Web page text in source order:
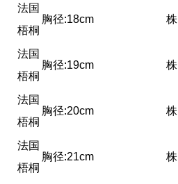
法国
梧桐
胸径:18cm 株
法国
梧桐
胸径:19cm 株
法国
梧桐
胸径:20cm 株
法国
梧桐
胸径:21cm 株